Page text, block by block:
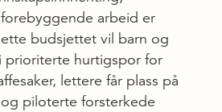
arbeid er
budsjettet vil barn og
prioriterte hurtigspor for
lettere får plass på
piloterte forsterkede